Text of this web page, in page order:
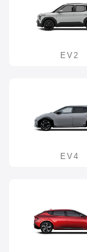
EV2
EV4